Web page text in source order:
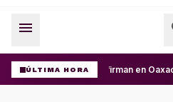
menu
ÚLTIMA HORAConfirman en